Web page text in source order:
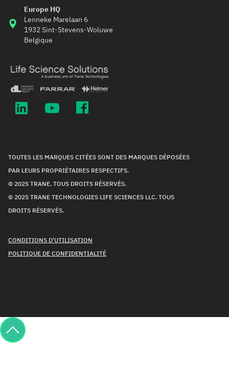
Europe HQ
Lenneke Marelaan 6
1932 Sint-Stevens-Woluwe
Belgique
TOUTES LES MARQUES CITÉES SONT DES MARQUES DÉPOSÉES
PAR LEURS PROPRIÉTAIRES RESPECTIFS.
© 2025 TRANE. TOUS DROITS RÉSERVÉS.
© 2025 TRANE TECHNOLOGIES LIFE SCIENCES LLC. TOUS
DROITS RÉSERVÉS.
CONDITIONS D'UTILISATION
POLITIQUE DE CONFIDENTIALITÉ